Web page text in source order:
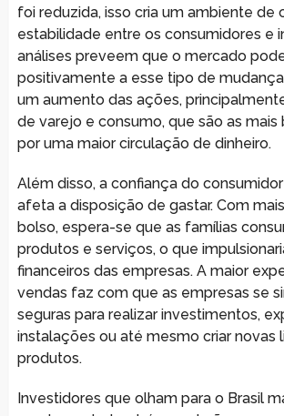
foi reduzida, isso cria um ambiente de
estabilidade entre os consumidores e
análises preveem que o mercado
positivamente a esse tipo de
um aumento das ações,
de varejo e consumo, que são as mais
por uma maior circulação de dinheiro.
Além disso, a confiança do
afeta a disposição de gastar. Com
bolso, espera-se que as famílias
produtos e serviços, o que
financeiros das empresas. A maior
vendas faz com que as empresas se
seguras para realizar investimentos,
instalações ou até mesmo criar novas
produtos.
Investidores que olham para o Brasil